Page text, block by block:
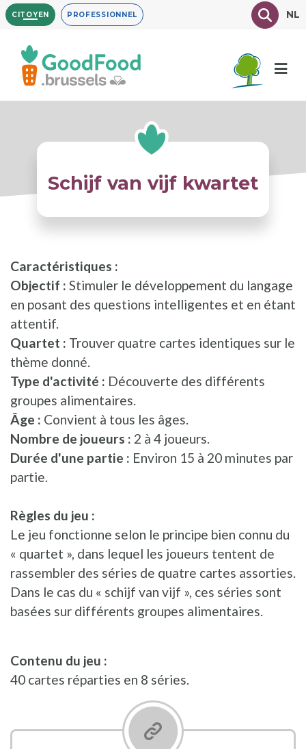
Aller
au
contenu
principal
CITOYEN PROFESSIONNEL TexteNL
Schijf van vijf kwartet
Caractéristiques :
Objectif : Stimuler le développement du langage
en posant des questions intelligentes et en étant
attentif.
Quartet : Trouver quatre cartes identiques sur le
thème donné.
Type d'activité : Découverte des différents
groupes alimentaires.
Âge : Convient à tous les âges.
Nombre de joueurs : 2 à 4 joueurs.
Durée d'une partie : Environ 15 à 20 minutes par
partie.
Règles du jeu :
Le jeu fonctionne selon le principe bien connu du
« quartet », dans lequel les joueurs tentent de
rassembler des séries de quatre cartes assorties.
Dans le cas du « schijf van vijf », ces séries sont
basées sur différents groupes alimentaires.
Contenu du jeu :
40 cartes réparties en 8 séries.